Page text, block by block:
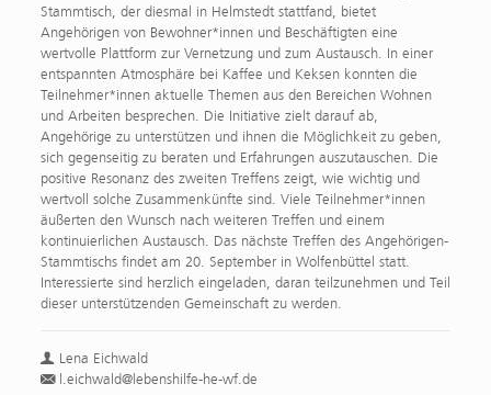
Stammtisch, der diesmal in Helmstedt stattfand, bietet
Angehörigen von Bewohner*innen und Beschäftigten eine
wertvolle Plattform zur Vernetzung und zum Austausch. In einer
entspannten Atmosphäre bei Kaffee und Keksen konnten die
Teilnehmer*innen aktuelle Themen aus den Bereichen Wohnen
und Arbeiten besprechen. Die Initiative zielt darauf ab,
Angehörige zu unterstützen und ihnen die Möglichkeit zu geben,
sich gegenseitig zu beraten und Erfahrungen auszutauschen. Die
positive Resonanz des zweiten Treffens zeigt, wie wichtig und
wertvoll solche Zusammenkünfte sind. Viele Teilnehmer*innen
äußerten den Wunsch nach weiteren Treffen und einem
kontinuierlichen Austausch. Das nächste Treffen des Angehörigen-
Stammtischs findet am 20. September in Wolfenbüttel statt.
Interessierte sind herzlich eingeladen, daran teilzunehmen und Teil
dieser unterstützenden Gemeinschaft zu werden.
Lena Eichwald
l.eichwald@lebenshilfe-he-wf.de